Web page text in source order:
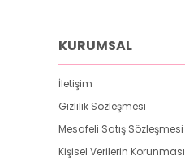
KURUMSAL
İletişim
Gizlilik Sözleşmesi
Mesafeli Satış Sözleşmesi
Kişisel Verilerin Korunması